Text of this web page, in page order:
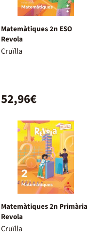
Matemàtiques 2n ESO
Revola
Cruïlla
52,96€
Matemàtiques 2n Primària
Revola
Cruïlla